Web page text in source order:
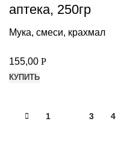
аптека, 250гр
Мука, смеси, крахмал
155,00 Р
КУПИТЬ
1 3 4